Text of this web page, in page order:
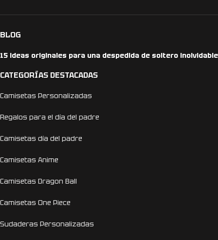
BLOG
15 ideas originales para una despedida de soltero inolvidable
CATEGORÍAS DESTACADAS
Camisetas Personalizadas
Regalos para el día del padre
Camisetas día del padre
Camisetas Anime
Camisetas Dragon Ball
Camisetas One Piece
Sudaderas Personalizadas